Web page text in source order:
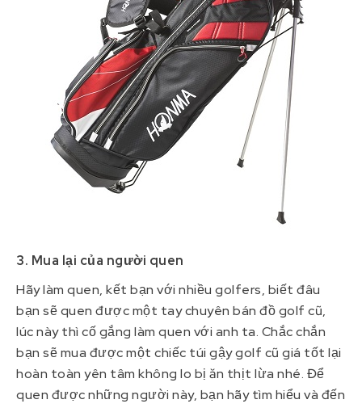
3. Mua lại của người quen
Hãy làm quen, kết bạn với nhiều golfers, biết đâu
bạn sẽ quen được một tay chuyên bán đồ golf cũ,
lúc này thì cố gắng làm quen với anh ta. Chắc chắn
bạn sẽ mua được một chiếc túi gậy golf cũ giá tốt lại
hoàn toàn yên tâm không lo bị ăn thịt lừa nhé. Để
quen được những người này, bạn hãy tìm hiểu và đến